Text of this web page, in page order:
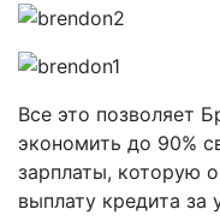
Все это позволяет
экономить до 90%
зарплаты, которую
выплату кредита за